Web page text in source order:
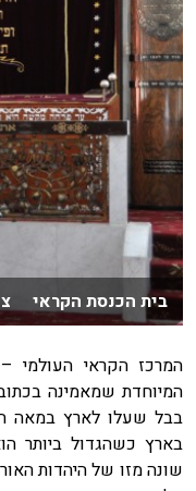
בית הכנסת הקראי
המרכז הקראי העולמי
המיוחדת שמאמינה
בארץ כשהגדול ביותר
שונה מזו של היהדות